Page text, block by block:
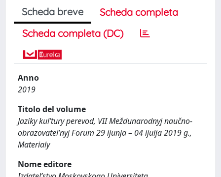
Scheda breve
Scheda completa
Scheda completa (DC)
Anno
2019
Titolo del volume
Jaziky kul’tury perevod, VII Meždunarodnyj naučno-
obrazovatel’nyj Forum 29 ijunja – 04 ijulja 2019 g.,
Materialy
Nome editore